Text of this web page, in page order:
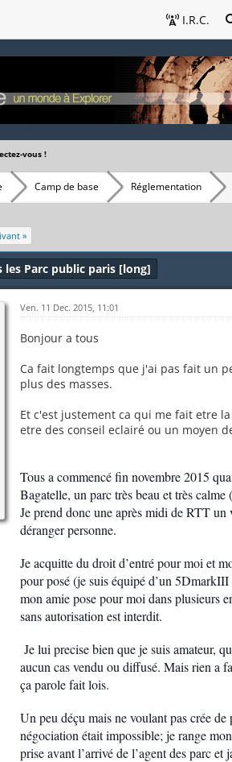
I.R.C.
vous !
Camp de base Réglementation
»
les Parc public paris [long]
Ven. 11 Dec. 2015, 11:01
Bonjour a tous
Ca fait longtemps que j'ai pas fait un
plus des masses.
Et c'est justement ca qui me fait etre
etre des conseil eclairé ou un moyen
Tous a commencé fin novembre 2015
Bagatelle, un parc très beau et très
Je prend donc une après midi de RTT un
déranger personne.
Je acquitte du droit d’entré pour moi et
pour posé (je suis équipé d’un
mon amie pose pour moi dans plusieurs
sans autorisation est interdit.
Je lui precise bien que je suis amateur,
aucun cas vendu ou diffusé. Mais rien a
ça parole fait lois.
Un peu déçu mais ne voulant pas crée
négociation était impossible; je range
prise avant l’arrivé de l’agent des parc et